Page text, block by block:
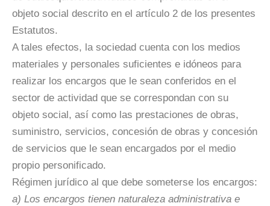
objeto social descrito en el artículo 2 de los presentes
Estatutos.
A tales efectos, la sociedad cuenta con los medios
materiales y personales suficientes e idóneos para
realizar los encargos que le sean conferidos en el
sector de actividad que se correspondan con su
objeto social, así como las prestaciones de obras,
suministro, servicios, concesión de obras y concesión
de servicios que le sean encargados por el medio
propio personificado.
Régimen jurídico al que debe someterse los encargos:
a) Los encargos tienen naturaleza administrativa e